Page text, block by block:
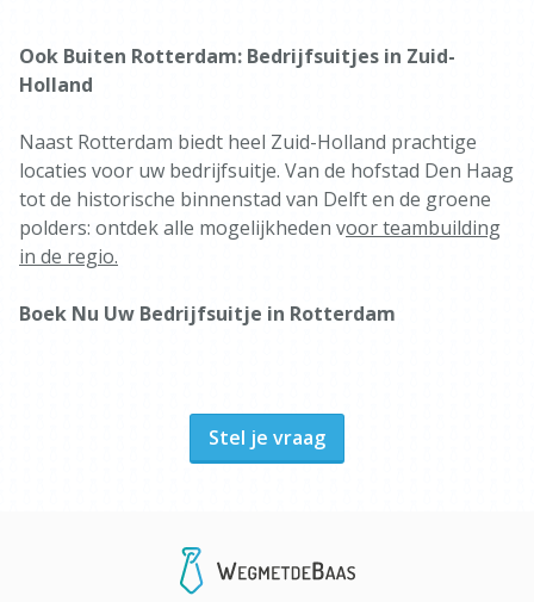
Ook Buiten Rotterdam: Bedrijfsuitjes in Zuid-
Holland
Naast Rotterdam biedt heel Zuid-Holland prachtige
locaties voor uw bedrijfsuitje. Van de hofstad Den Haag
tot de historische binnenstad van Delft en de groene
polders: ontdek alle mogelijkheden voor teambuilding
in de regio.
Boek Nu Uw Bedrijfsuitje in Rotterdam
Stel je vraag